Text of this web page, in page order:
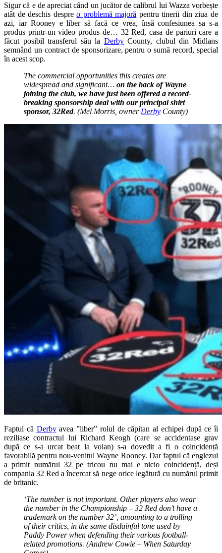
Sigur că e de apreciat când un jucător de calibrul lui Wazza vorbește
atât de deschis despreo problemă majoră pentru tinerii din ziua de
azi, iar Rooney e liber să facă ce vrea, însă confesiunea sa s-a
produs printr-un video produs de… 32 Red, casa de pariuri care a
făcut posibil transferul său la DerbyCounty, clubul din Midlans
semnând un contract de sponsorizare, pentru o sumă record, special
în acest scop.
The commercial opportunities this creates are
widespread and significant… on the back of Wayne
joining the club, we have just been offered a record-
breaking sponsorship deal with our principal shirt
sponsor, 32Red. (Mel Morris, owner Derby County)
Faptul că Derbyavea ”liber” rolul de căpitan al echipei după ce îi
reziliase contractul lui Richard Keogh (care se accidentase grav
după ce s-a urcat beat la volan) s-a dovedit a fi o coincidență
favorabilă pentru nou-venitul Wayne Rooney. Dar faptul că englezul
a primit numărul 32 pe tricou nu mai e nicio coincidență, deși
compania 32 Red a încercat să nege orice legătură cu numărul primit
de britanic.
‘The number is not important. Other players also wear
the number in the Championship – 32 Red don’t have a
trademark on the number 32’, amounting to a trolling
of their critics, in the same disdainful tone used by
Paddy Power when defending their various football-
related promotions. (Andrew Cowie – When Saturday